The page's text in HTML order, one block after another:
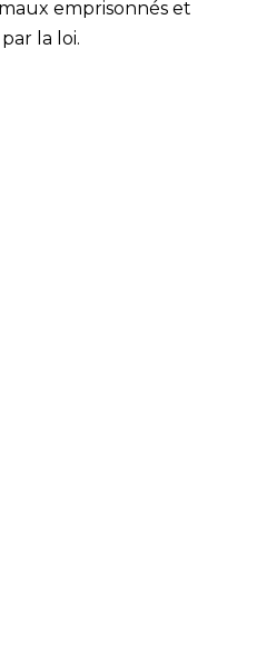
emprisonnés et
la loi.